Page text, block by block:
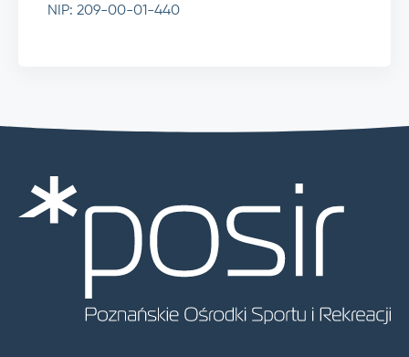
NIP: 209-00-01-440